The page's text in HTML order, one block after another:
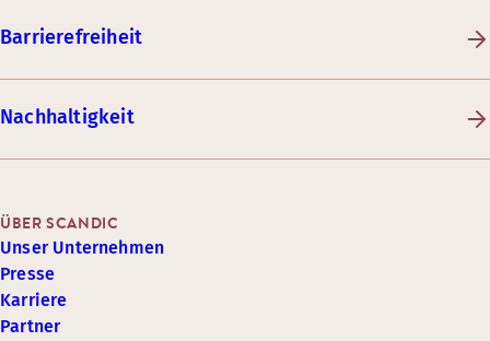
Barrierefreiheit
Nachhaltigkeit
ÜBER SCANDIC
Unser Unternehmen
Presse
Karriere
Partner